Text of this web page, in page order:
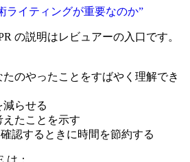
ライティングが重要なのか”
の説明はレビュアーの入口です。
のやったことをすばやく理解でき
らせる
たことを示す
認するときに時間を節約する
は：